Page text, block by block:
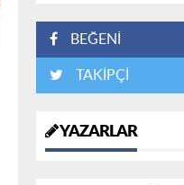
BEĞENİ
TAKİPÇİ
YAZARLAR